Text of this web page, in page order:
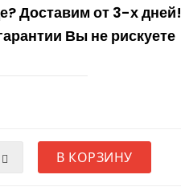
Доставим от 3-х дней!
Вы не рискуете
В КОРЗИНУ